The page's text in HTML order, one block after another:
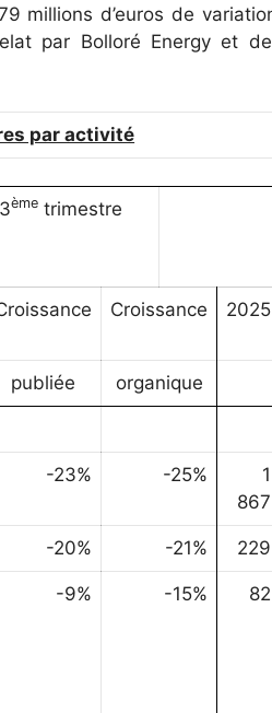
millions d’euros de
par Bolloré Energy et
par activité
ème trimestre
Croissance 2025
publiée organique
-23% -25%
1
867
-20% -21% 229
-9% -15% 82